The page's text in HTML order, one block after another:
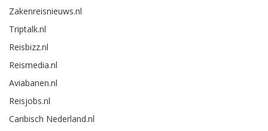
Zakenreisnieuws.nl
Triptalk.nl
Reisbizz.nl
Reismedia.nl
Aviabanen.nl
Reisjobs.nl
Caribisch Nederland.nl